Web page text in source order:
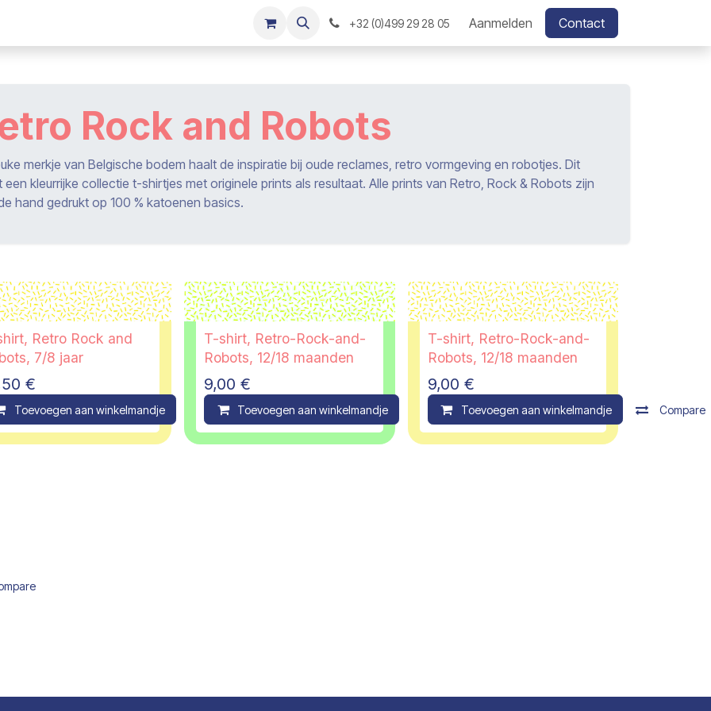
+32 (0)499 29 28 05 Aanmelden Contact
Rock and Robots
merkje van Belgische bodem haalt de inspiratie bij oude reclames, retro vormgeving en robotjes. Dit
een kleurrijke collectie t-shirtjes met originele prints als resultaat. Alle prints van Retro, Rock & Robots zijn
hand gedrukt op 100 % katoenen basics.
Retro Rock and
7/8 jaar
€
Toevoegen aan winkelmandje Compare
T-shirt, Retro-Rock-and-
Robots, 12/18 maanden
9,00 €
Toevoegen aan winkelmandje Compare
T-shirt, Retro-Rock-and-
Robots, 12/18 maanden
9,00 €
Toevoegen aan winkelmandje Compare